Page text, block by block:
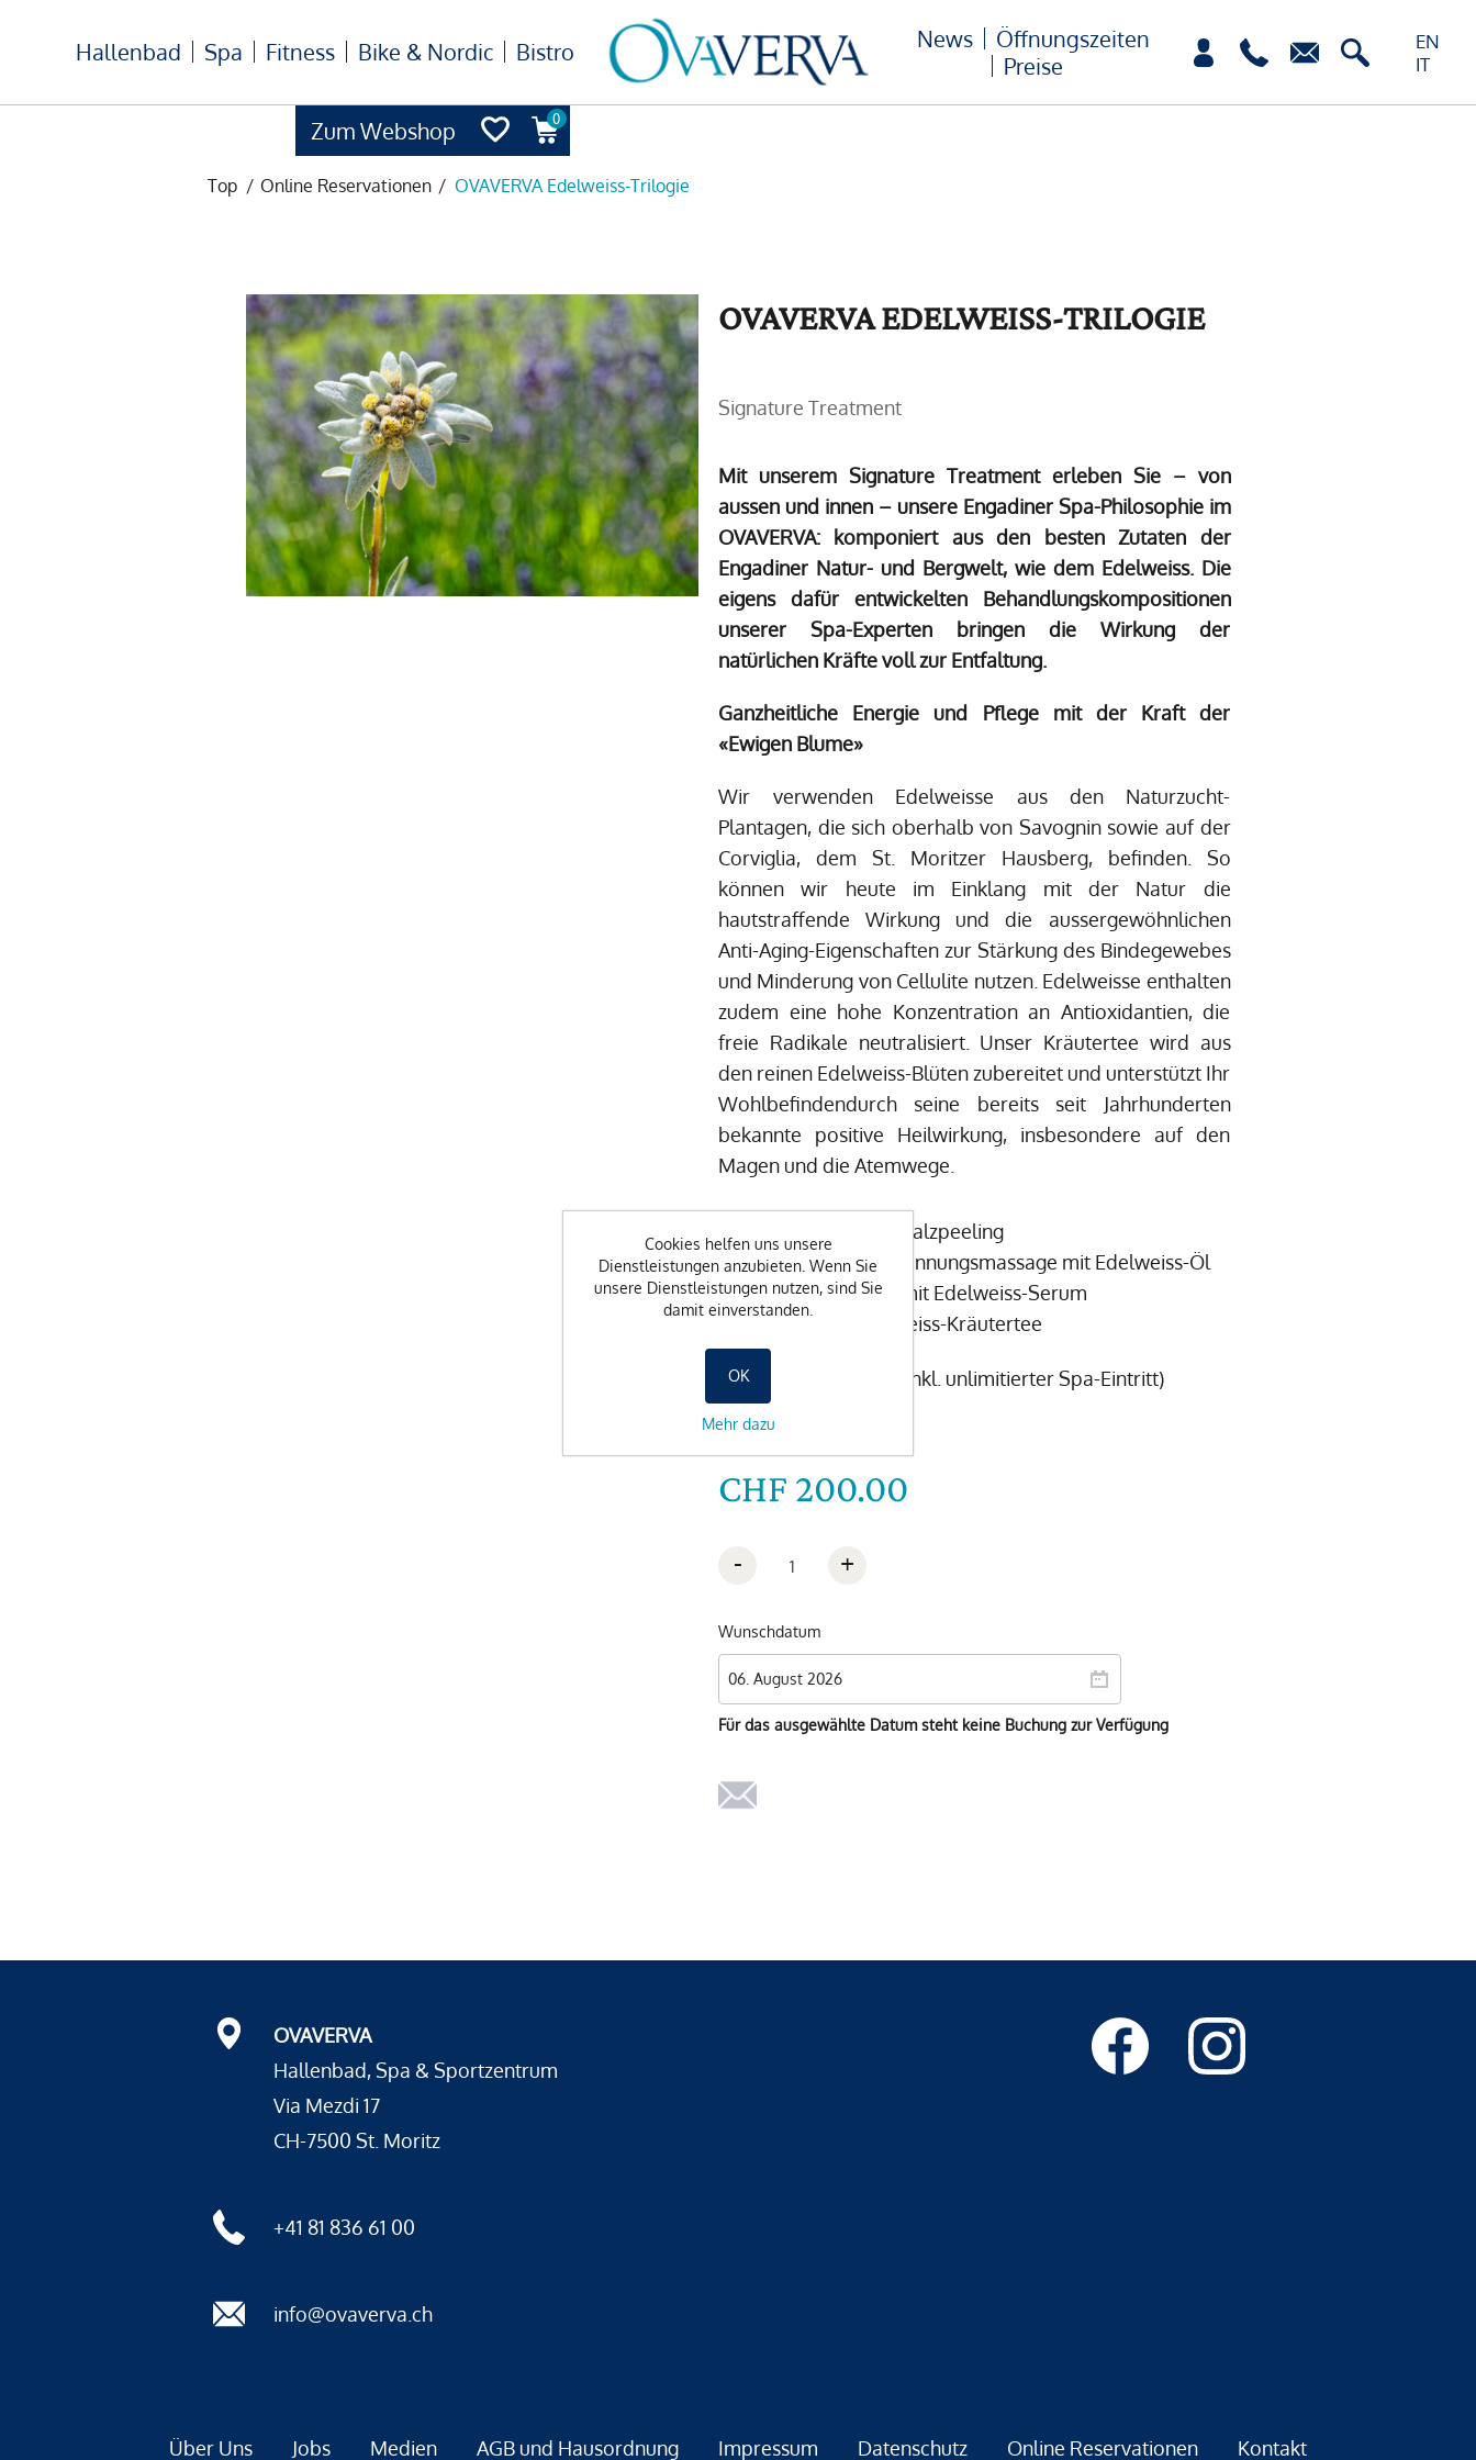
Zum Webshop 0
EN
IT
Hallenbad Spa Fitness Bike & Nordic Bistro News
Öffnungszeiten
Preise
Top / Online Reservationen / OVAVERVA Edelweiss-Trilogie
OVAVERVA EDELWEISS-TRILOGIE
Signature Treatment
Mit unserem Signature Treatment erleben Sie – von
aussen und innen – unsere Engadiner Spa-Philosophie im
OVAVERVA: komponiert aus den besten Zutaten der
Engadiner Natur- und Bergwelt, wie dem Edelweiss. Die
eigens dafür entwickelten Behandlungskompositionen
unserer Spa-Experten bringen die Wirkung der
natürlichen Kräfte voll zur Entfaltung.
Ganzheitliche Energie und Pflege mit der Kraft der
«Ewigen Blume»
Wir verwenden Edelweisse aus den Naturzucht-
Plantagen, die sich oberhalb von Savognin sowie auf der
Corviglia, dem St. Moritzer Hausberg, befinden. So
können wir heute im Einklang mit der Natur die
hautstraffende Wirkung und die aussergewöhnlichen
Anti-Aging-Eigenschaften zur Stärkung des Bindegewebes
und Minderung von Cellulite nutzen. Edelweisse enthalten
zudem eine hohe Konzentration an Antioxidantien, die
freie Radikale neutralisiert. Unser Kräutertee wird aus
den reinen Edelweiss-Blüten zubereitet und unterstützt Ihr
Wohlbefindendurch seine bereits seit Jahrhunderten
bekannte positive Heilwirkung, insbesondere auf den
Magen und die Atemwege.
Edelweiss-Kräutersalzpeeling
Ganzkörper-Entspannungsmassage mit Edelweiss-Öl
Gesichtsmassage mit Edelweiss-Serum
Trinkkur mit Edelweiss-Kräutertee
105 min / CHF 200.– (inkl. unlimitierter Spa-Eintritt)
CHF 200.00
- +
Wunschdatum
Für das ausgewählte Datum steht keine Buchung zur Verfügung
OVAVERVA
Hallenbad, Spa & Sportzentrum
Via Mezdi 17
CH-7500 St. Moritz
+41 81 836 61 00
info@ovaverva.ch
Über Uns Jobs Medien AGB und Hausordnung Impressum Datenschutz Online Reservationen Kontakt
Cookies helfen uns unsere
Dienstleistungen anzubieten. Wenn Sie
unsere Dienstleistungen nutzen, sind Sie
damit einverstanden.
OK
Mehr dazu